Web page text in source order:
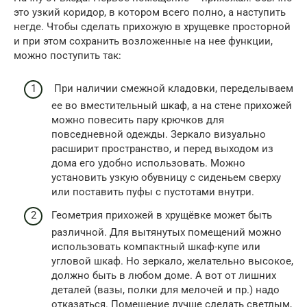
это узкий коридор, в котором всего полно, а наступить
негде. Чтобы сделать прихожую в хрущевке просторной
и при этом сохранить возложенные на нее функции,
можно поступить так:
При наличии смежной кладовки, переделываем
ее во вместительный шкаф, а на стене прихожей
можно повесить пару крючков для
повседневной одежды. Зеркало визуально
расширит пространство, и перед выходом из
дома его удобно использовать. Можно
установить узкую обувницу с сиденьем сверху
или поставить пуфы с пустотами внутри.
Геометрия прихожей в хрущёвке может быть
различной. Для вытянутых помещений можно
использовать компактный шкаф-купе или
угловой шкаф. Но зеркало, желательно высокое,
должно быть в любом доме. А вот от лишних
деталей (вазы, полки для мелочей и пр.) надо
отказаться. Помещение лучше сделать светлым,